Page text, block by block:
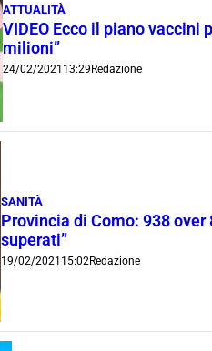
ATTUALITÀ
VIDEO Ecco il piano vaccini
milioni”
24/02/2021 13:29Redazione
SANITÀ
Provincia di Como: 938
superati”
19/02/2021 15:02Redazione